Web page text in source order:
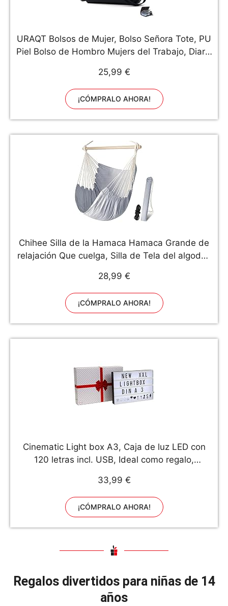
URAQT Bolsos de Mujer, Bolso Señora Tote, PU
Piel Bolso de Hombro Mujers del Trabajo, Diario
25,99 €
¡CÓMPRALO AHORA!
Chihee Silla de la Hamaca Hamaca Grande de
relajación Que cuelga, Silla de Tela del algodón
Aire Libre del hogar
28,99 €
¡CÓMPRALO AHORA!
Cinematic Light box A3, Caja de luz LED con
120 letras incl. USB, Ideal como regalo,
IP20, 4,5 W
33,99 €
¡CÓMPRALO AHORA!
Regalos divertidos para niñas de 14
años